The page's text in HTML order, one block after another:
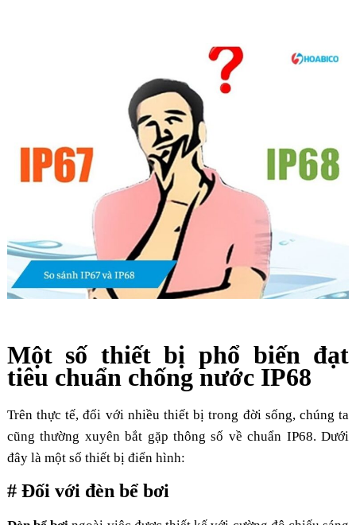
Một số thiết bị phổ biến đạt
tiêu chuẩn chống nước IP68
Trên thực tế, đối với nhiều thiết bị trong đời sống, chúng ta
cũng thường xuyên bắt gặp thông số về chuẩn IP68. Dưới
đây là một số thiết bị điển hình:
# Đối với đèn bể bơi